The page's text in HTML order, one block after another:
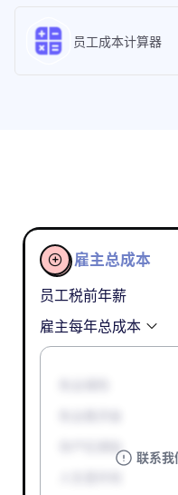
员工成本计算器

雇主总成本
员工税前年薪
雇主每年总成本
联系我
孕产妇津贴